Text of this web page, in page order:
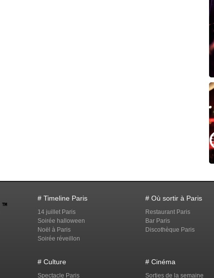
# Timeline Paris
14 juillet Paris
Soirée halloween
Noël à Paris
Soirée réveillon
# Où sortir à Paris
Restaurant Paris
Bar Paris
Discothèque Paris
# Culture
Spectacle Paris
# Cinéma
Sorties de la semaine